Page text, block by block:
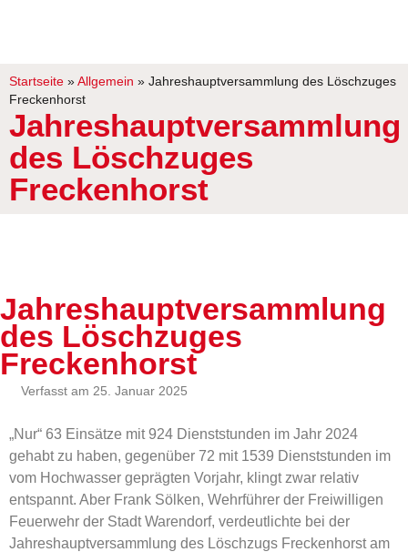
Startseite » Allgemein » Jahreshauptversammlung des Löschzuges
Freckenhorst
Jahreshauptversammlung
des Löschzuges
Freckenhorst
Jahreshauptversammlung
des Löschzuges
Freckenhorst
Verfasst am 25. Januar 2025
„Nur“ 63 Einsätze mit 924 Dienststunden im Jahr 2024
gehabt zu haben, gegenüber 72 mit 1539 Dienststunden im
vom Hochwasser geprägten Vorjahr, klingt zwar relativ
entspannt. Aber Frank Sölken, Wehrführer der Freiwilligen
Feuerwehr der Stadt Warendorf, verdeutlichte bei der
Jahreshauptversammlung des Löschzugs Freckenhorst am